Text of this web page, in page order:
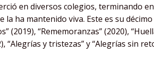
en diversos colegios, terminando
la ha mantenido viva. Este es su
(2019), “Rememoranzas” (2020),
“Alegrías y tristezas” y “Alegrías sin